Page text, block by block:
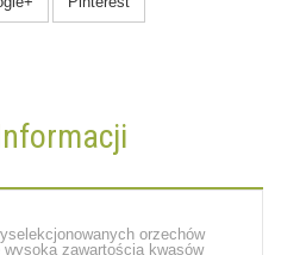
orzechów
zawartością kwasów